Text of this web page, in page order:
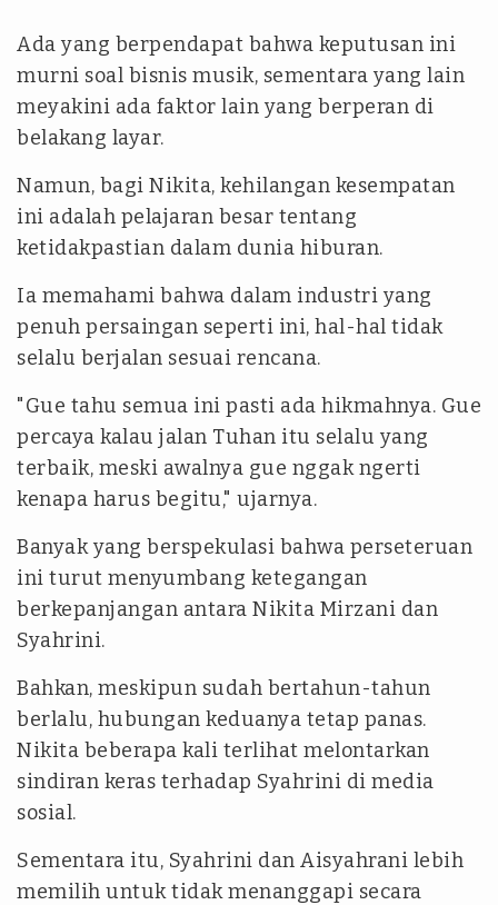
Ada yang berpendapat bahwa keputusan ini
murni soal bisnis musik, sementara yang lain
meyakini ada faktor lain yang berperan di
belakang layar.
Namun, bagi Nikita, kehilangan kesempatan
ini adalah pelajaran besar tentang
ketidakpastian dalam dunia hiburan.
Ia memahami bahwa dalam industri yang
penuh persaingan seperti ini, hal-hal tidak
selalu berjalan sesuai rencana.
"Gue tahu semua ini pasti ada hikmahnya. Gue
percaya kalau jalan Tuhan itu selalu yang
terbaik, meski awalnya gue nggak ngerti
kenapa harus begitu," ujarnya.
Banyak yang berspekulasi bahwa perseteruan
ini turut menyumbang ketegangan
berkepanjangan antara Nikita Mirzani dan
Syahrini.
Bahkan, meskipun sudah bertahun-tahun
berlalu, hubungan keduanya tetap panas.
Nikita beberapa kali terlihat melontarkan
sindiran keras terhadap Syahrini di media
sosial.
Sementara itu, Syahrini dan Aisyahrani lebih
memilih untuk tidak menanggapi secara